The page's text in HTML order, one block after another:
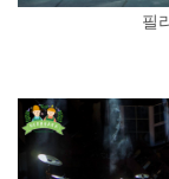
필